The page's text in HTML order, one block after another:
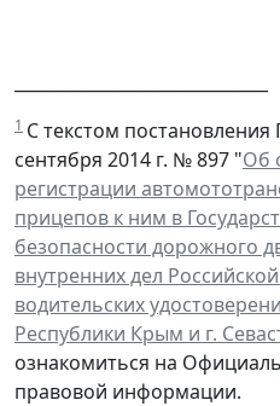
1 С текстом
сентября 2014 г. № 897 "Об
регистрации
прицепов к ним в
безопасности дорожного
внутренних дел
водительских
Республики Крым и г.
ознакомиться на
правовой информации.